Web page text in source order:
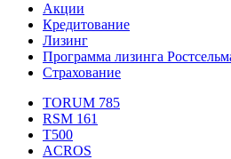
Акции
Кредитование
Лизинг
Программа лизинга
Страхование
TORUM 785
RSM 161
T500
ACROS